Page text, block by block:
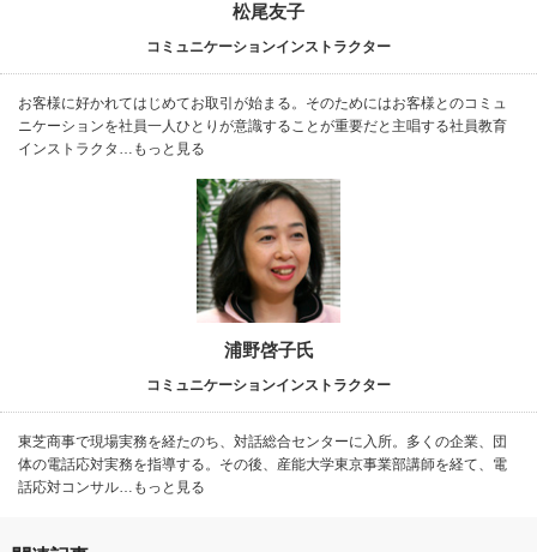
松尾友子
コミュニケーションインストラクター
お客様に好かれてはじめてお取引が始まる。そのためにはお客様とのコミュ
ニケーションを社員一人ひとりが意識することが重要だと主唱する社員教育
インストラクタ…もっと見る
浦野啓子氏
コミュニケーションインストラクター
東芝商事で現場実務を経たのち、対話総合センターに入所。多くの企業、団
体の電話応対実務を指導する。その後、産能大学東京事業部講師を経て、電
話応対コンサル…もっと見る